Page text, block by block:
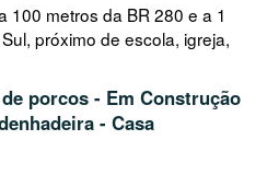
100 metros da BR 280 e a 1
próximo de escola, igreja,
porcos - Em Construção
- Casa